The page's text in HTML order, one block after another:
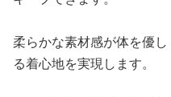
柔らかな素材感が体を優
る着心地を実現します。